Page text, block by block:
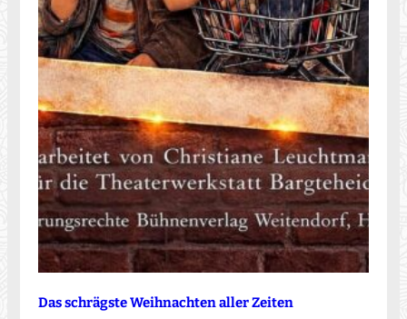
Das schrägste Weihnachten aller Zeiten